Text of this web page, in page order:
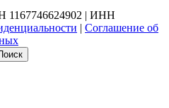
1167746624902 | ИНН
| Соглашение об